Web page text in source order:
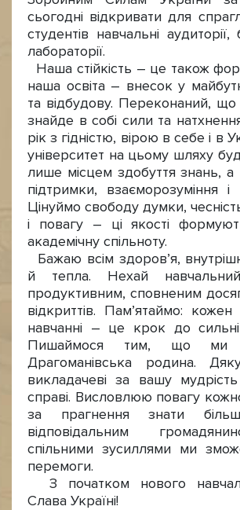
сьогодні відкривати для
студентів навчальні аудиторії,
лабораторії.
Наша стійкість – це також
наша освіта – внесок у
та відбудову. Переконаний, що
знайде в собі сили та
рік з гідністю, вірою в себе і в
університет на цьому шляху
лише місцем здобуття знань,
підтримки, взаєморозуміння і
Цінуймо свободу думки,
і повагу – ці якості
академічну спільноту.
Бажаю всім здоров’я,
й тепла. Нехай
продуктивним, сповненим
відкриттів. Пам’ятаймо:
навчанні – це крок до
Пишаймося тим, що ми
Драгоманівська родина.
викладачеві за вашу мудрість
справі. Висловлюю повагу
за прагнення знати
відповідальним
спільними зусиллями ми
перемоги.
З початком нового
Слава Україні!